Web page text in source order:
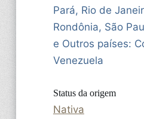
Pará, Rio de
Rondônia, São
e Outros países:
Venezuela
Status da origem
Nativa